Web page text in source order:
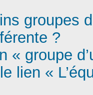
groupes
?
« groupe
lien «